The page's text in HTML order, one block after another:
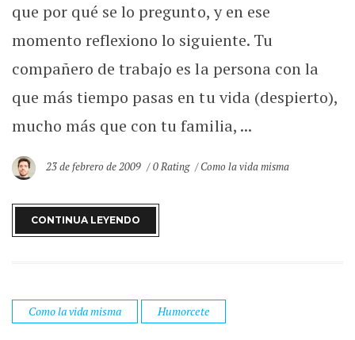
que por qué se lo pregunto, y en ese
momento reflexiono lo siguiente. Tu
compañero de trabajo es la persona con la
que más tiempo pasas en tu vida (despierto),
mucho más que con tu familia, ...
23 de febrero de 2009 0 Rating Como la vida misma
CONTINUA LEYENDO
Como la vida misma Humorcete